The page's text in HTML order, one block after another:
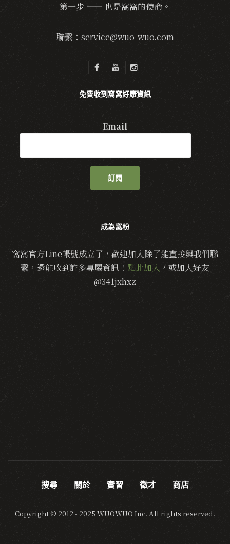
第一步 —— 也是窩窩的使命。
聯繫：service@wuo-wuo.com
免費收到窩窩好康資訊
Email
訂閱
成為窩粉
窩窩官方Line帳號成立了，歡迎加入除了能直接與我們聯
繫，還能收到許多專屬資訊！ 點此加入 ，或加入好友
@341jxhxz
搜尋 關於 實習 徵才 商店
Copyright © 2012 - 2025 WUOWUO Inc. All rights reserved.